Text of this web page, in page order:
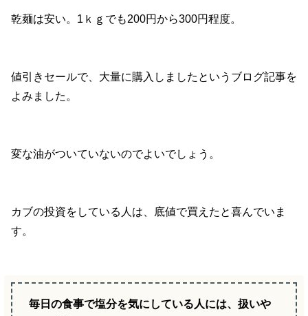
乾麺は安い。1ｋｇでも200円から300円程度。
値引きセールで、大量に購入しましたというブログ記事を
よみました。
変な油がついていないのでよいでしょう。
カブの投資をしている人は、底値で買えたと喜んでいま
す。
毎日の食事で塩分を気にしている人には、扱いや